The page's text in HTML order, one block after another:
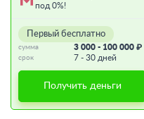
под 0%!
Первый бесплатно
сумма 3 000 - 100 000 ₽
срок 7 - 30 дней
Получить деньги